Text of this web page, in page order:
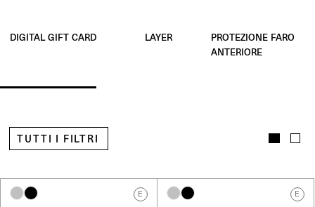
DIGITAL GIFT CARD LAYER
PROTEZIONE FARO
ANTERIORE
TUTTI I FILTRI
E E